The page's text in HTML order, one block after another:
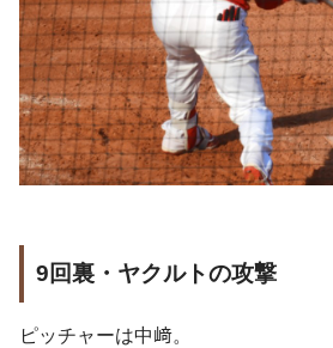
9回裏・ヤクルトの攻撃
ピッチャーは中﨑。